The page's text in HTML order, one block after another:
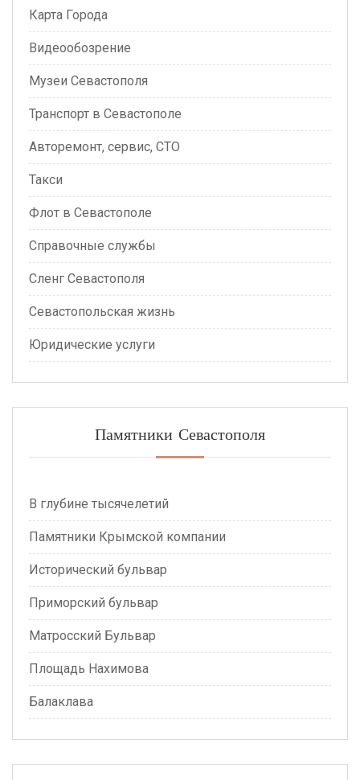
Карта Города
Видеообозрение
Музеи Севастополя
Транспорт в Севастополе
Авторемонт, сервис, СТО
Такси
Флот в Севастополе
Справочные службы
Сленг Севастополя
Севастопольская жизнь
Юридические услуги
Памятники Севастополя
В глубине тысячелетий
Памятники Крымской компании
Исторический бульвар
Приморский бульвар
Матросский Бульвар
Площадь Нахимова
Балаклава